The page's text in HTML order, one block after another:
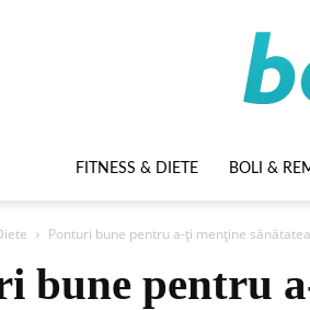
FITNESS & DIETE BOLI &
Ponturi bune pentru a-ți menține
bune pentru